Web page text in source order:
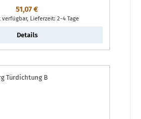
Regulärer Preis:
51,07 €
verfügbar, Lieferzeit: 2-4 Tage
Details